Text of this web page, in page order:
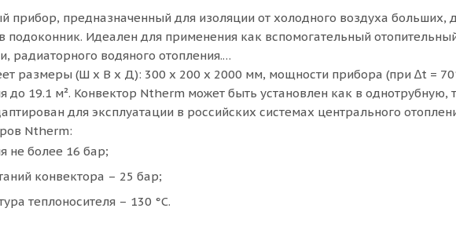
прибор, предназначенный для изоляции от холодного воздуха больших,
подоконник. Идеален для применения как вспомогательный
радиаторного водяного отопления.
размеры (Ш x В x Д): 300 х 200 х 2000 мм, мощности прибора (при ∆t =
до 19.1 м². Конвектор Ntherm может быть установлен как в однотрубную,
для эксплуатации в российских системах центрального
Ntherm:
не более 16 бар;
конвектора – 25 бар;
теплоносителя – 130 °С.